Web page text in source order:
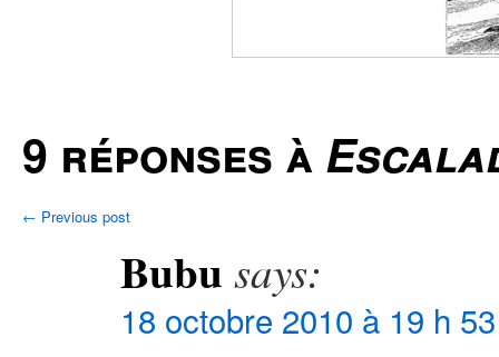
9 réponses à
← Previous post
Bubu says:
18 octobre 2010 à 19 h